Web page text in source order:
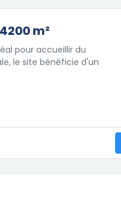
m²
pour accueillir du
le site bénéficie d'un